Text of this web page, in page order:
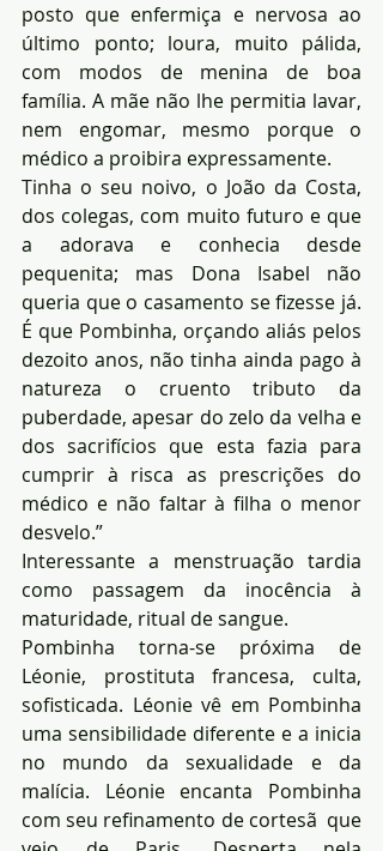
posto que enfermiça e nervosa ao
último ponto; loura, muito pálida,
com modos de menina de boa
família. A mãe não lhe permitia lavar,
nem engomar, mesmo porque o
médico a proibira expressamente.
Tinha o seu noivo, o João da Costa,
dos colegas, com muito futuro e que
a adorava e conhecia desde
pequenita; mas Dona Isabel não
queria que o casamento se fizesse já.
É que Pombinha, orçando aliás pelos
dezoito anos, não tinha ainda pago à
natureza o cruento tributo da
puberdade, apesar do zelo da velha e
dos sacrifícios que esta fazia para
cumprir à risca as prescrições do
médico e não faltar à filha o menor
desvelo.”
Interessante a menstruação tardia
como passagem da inocência à
maturidade, ritual de sangue.
Pombinha torna-se próxima de
Léonie, prostituta francesa, culta,
sofisticada. Léonie vê em Pombinha
uma sensibilidade diferente e a inicia
no mundo da sexualidade e da
malícia. Léonie encanta Pombinha
com seu refinamento de cortesã  que